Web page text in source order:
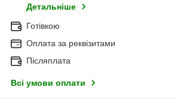
Детальніше
Готівкою
Оплата за реквізитами
Післяплата
Всі умови оплати